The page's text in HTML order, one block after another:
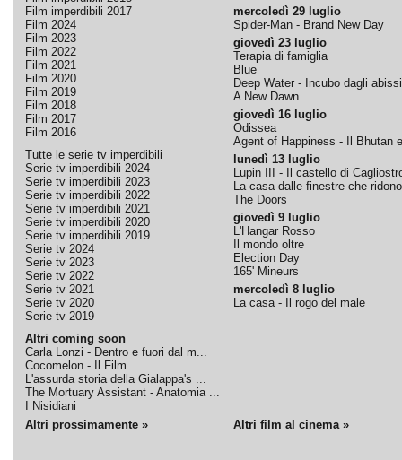
Film imperdibili 2017
Film 2024
Film 2023
Film 2022
Film 2021
Film 2020
Film 2019
Film 2018
Film 2017
Film 2016
Tutte le serie tv imperdibili
Serie tv imperdibili 2024
Serie tv imperdibili 2023
Serie tv imperdibili 2022
Serie tv imperdibili 2021
Serie tv imperdibili 2020
Serie tv imperdibili 2019
Serie tv 2024
Serie tv 2023
Serie tv 2022
Serie tv 2021
Serie tv 2020
Serie tv 2019
Altri coming soon
Carla Lonzi - Dentro e fuori dal m...
Cocomelon - Il Film
L'assurda storia della Gialappa's ...
The Mortuary Assistant - Anatomia ...
I Nisidiani
mercoledì 29 luglio
Spider-Man - Brand New Day
giovedì 23 luglio
Terapia di famiglia
Blue
Deep Water - Incubo dagli abissi
A New Dawn
giovedì 16 luglio
Odissea
Agent of Happiness - Il Bhutan
lunedì 13 luglio
Lupin III - Il castello di
La casa dalle finestre che ridono
The Doors
giovedì 9 luglio
L'Hangar Rosso
Il mondo oltre
Election Day
165' Mineurs
mercoledì 8 luglio
La casa - Il rogo del male
Altri prossimamente » Altri film al cinema »